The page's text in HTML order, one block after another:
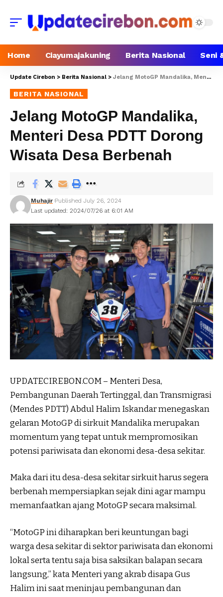
Home Ciayumajakuning Berita Nasional Seni
Update Cirebon > Berita Nasional > Jelang MotoGP Mandalika, Menteri Desa PDTT Dorong Wisata Desa Berbenah
BERITA NASIONAL
Jelang MotoGP Mandalika,
Menteri Desa PDTT Dorong
Wisata Desa Berbenah
Last updated: 2024/07/26 at 6:01 AM
Muhajir Published July 26, 2024
UPDATECIREBON.COM – Menteri Desa,
Pembangunan Daerah Tertinggal, dan Transmigrasi
(Mendes PDTT) Abdul Halim Iskandar menegaskan
gelaran MotoGP di sirkuit Mandalika merupakan
momentum yang tepat untuk mempromosikan
potensi pariwisata dan ekonomi desa-desa sekitar.
Maka dari itu desa-desa sekitar sirkuit harus segera
berbenah mempersiapkan sejak dini agar mampu
memanfaatkan ajang MotoGP secara maksimal.
“MotoGP ini diharapkan beri keuntungan bagi
warga desa sekitar di sektor pariwisata dan ekonomi
lokal serta tentu saja bisa saksikan balapan secara
langsung,” kata Menteri yang akrab disapa Gus
Halim ini saat meninjau pembangunan dan